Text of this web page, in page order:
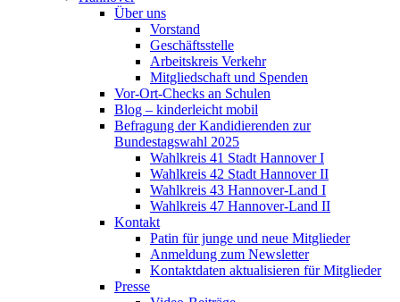
Über uns
Vorstand
Geschäftsstelle
Arbeitskreis Verkehr
Mitgliedschaft und Spenden
Vor-Ort-Checks an Schulen
Blog – kinderleicht mobil
Befragung der Kandidierenden zur
Bundestagswahl 2025
Wahlkreis 41 Stadt Hannover I
Wahlkreis 42 Stadt Hannover II
Wahlkreis 43 Hannover-Land I
Wahlkreis 47 Hannover-Land II
Kontakt
Patin für junge und neue Mitglieder
Anmeldung zum Newsletter
Kontaktdaten aktualisieren für Mitglieder
Presse